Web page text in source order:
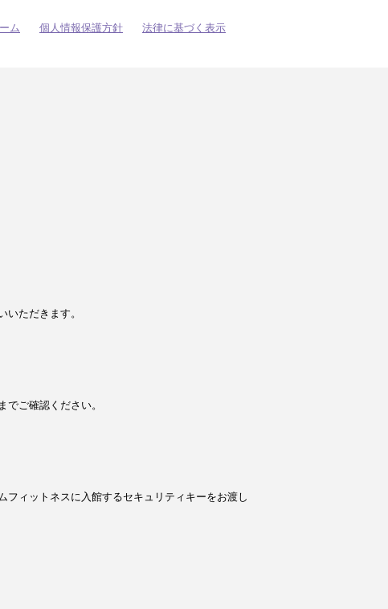
ム 個人情報保護方針 法律に基づく表示
ただきます。
ご確認ください。
ィットネスに入館するセキュリティキーをお渡し